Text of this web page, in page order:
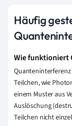
Häufig
Wie funktioniert
Teilchen, wie
einem Muster aus
Auslöschung
Teilchen nicht